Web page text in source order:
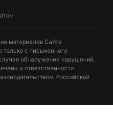
материалов Сайта
только с письменного
обнаружения нарушений,
к ответственности
Российской